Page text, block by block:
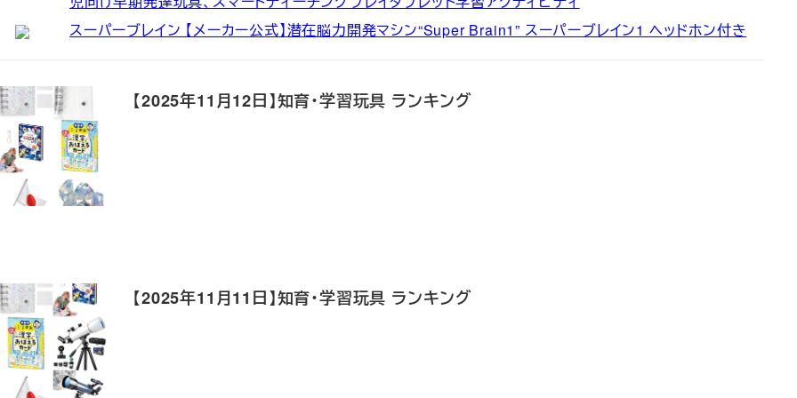
スーパーブレイン 【メーカー公式】潜在脳力開発マシン“Super Brain1” スーパーブレイン1 ヘッドホン付き
【2025年11月12日】知育・学習玩具 ランキング
【2025年11月11日】知育・学習玩具 ランキング